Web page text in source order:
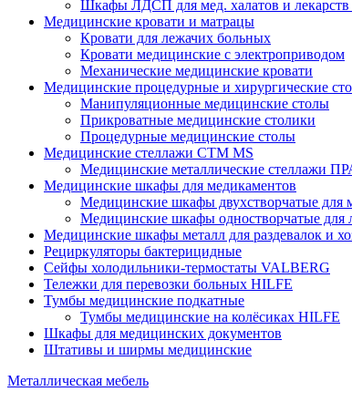
Шкафы ЛДСП для мед. халатов и
Медицинские кровати и матрацы
Кровати для лежачих больных
Кровати медицинские с электроприводом
Механические медицинские кровати
Медицинские процедурные и хирургические
Манипуляционные медицинские столы
Прикроватные медицинские столики
Процедурные медицинские столы
Медицинские стеллажи CTM MS
Медицинские металлические стеллажи
Медицинские шкафы для медикаментов
Медицинские шкафы двухстворчатые для
Медицинские шкафы одностворчатые для
Медицинские шкафы металл для раздевалок и
Рециркуляторы бактерицидные
Сейфы холодильники-термостаты VALBERG
Тележки для перевозки больных HILFE
Тумбы медицинские подкатные
Тумбы медицинские на колёсиках HILFE
Шкафы для медицинских документов
Штативы и ширмы медицинские
Металлическая мебель